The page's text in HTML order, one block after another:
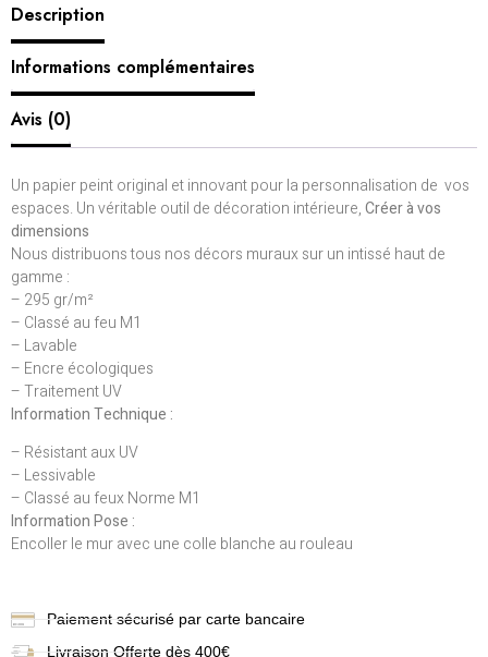
Description
Informations complémentaires
Avis (0)
Un papier peint original et innovant pour la personnalisation de vos
espaces. Un véritable outil de décoration intérieure,Créer à vos
dimensions
Nous distribuons tous nos décors muraux sur un intissé haut de
gamme :
– 295 gr/m²
– Classé au feu M1
– Lavable
– Encre écologiques
– Traitement UV
Information Technique :
– Résistant aux UV
– Lessivable
– Classé au feux Norme M1
Information Pose :
Encoller le mur avec une colle blanche au rouleau
Paiement sécurisé par carte bancaire
Livraison Offerte dès 400€